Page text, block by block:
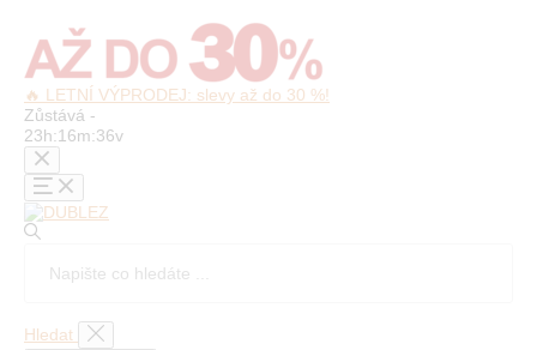
🔥 LETNÍ VÝPRODEJ: slevy až do 30 %!
Zůstává -
23h:16m:33v
Hledat